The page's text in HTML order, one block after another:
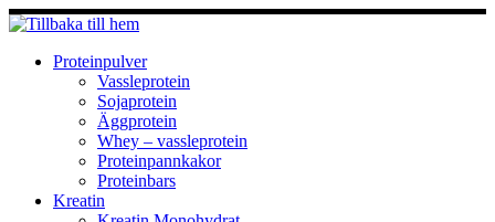
Hoppa
till
innehållProteinpulver
Vassleprotein
Sojaprotein
Äggprotein
Whey – vassleprotein
Proteinpannkakor
Proteinbars
Kreatin